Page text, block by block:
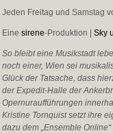
Jeden Freitag und Samstag
Einesirene-Produktion |Sky
So bleibt eine Musikstadt
noch einer, Wien sei
Glück der Tatsache, dass
der Expedit-Halle der
Opernuraufführungen
Kristine Tornquist setzt ihre
dazu dem „Ensemble